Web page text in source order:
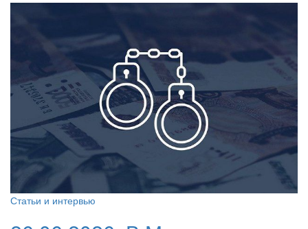
Статьи и интервью